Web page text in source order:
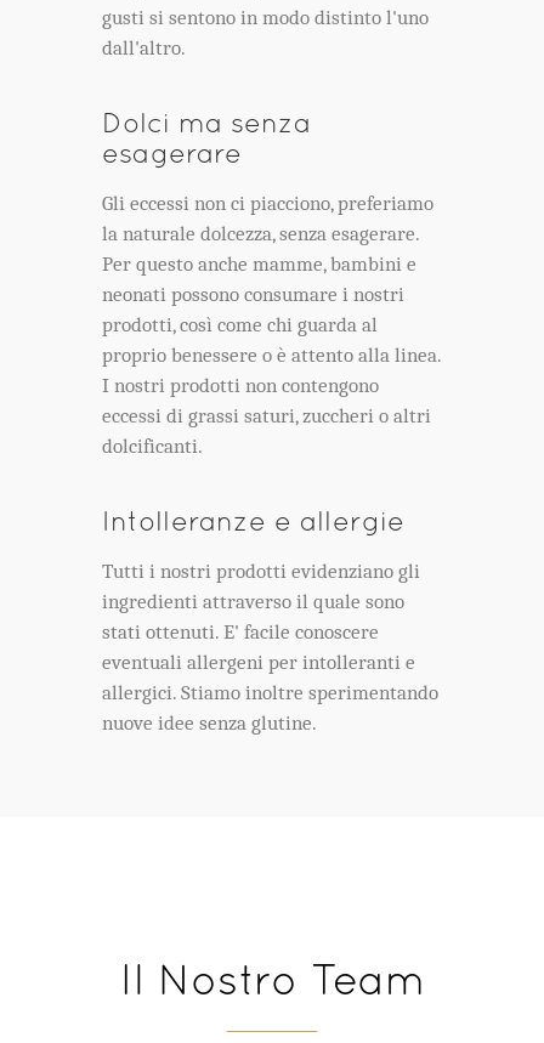
gusti si sentono in modo distinto l'uno
dall'altro.
Dolci ma senza
esagerare
Gli eccessi non ci piacciono, preferiamo
la naturale dolcezza, senza esagerare.
Per questo anche mamme, bambini e
neonati possono consumare i nostri
prodotti, così come chi guarda al
proprio benessere o è attento alla linea.
I nostri prodotti non contengono
eccessi di grassi saturi, zuccheri o altri
dolcificanti.
Intolleranze e allergie
Tutti i nostri prodotti evidenziano gli
ingredienti attraverso il quale sono
stati ottenuti. E' facile conoscere
eventuali allergeni per intolleranti e
allergici. Stiamo inoltre sperimentando
nuove idee senza glutine.
Il Nostro Team